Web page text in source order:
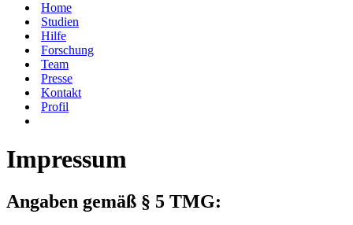
Home
Studien
Hilfe
Forschung
Team
Presse
Kontakt
Profil
Impressum
Angaben gemäß § 5 TMG: